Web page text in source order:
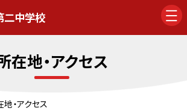
二中学校
在地・アクセス
地・アクセス